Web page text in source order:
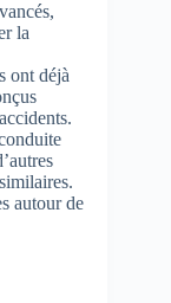
la
ont déjà
autour de